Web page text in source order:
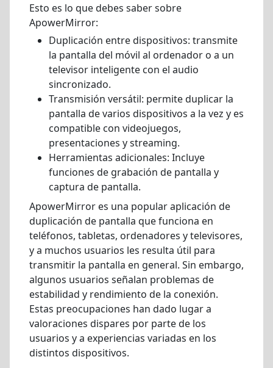
Esto es lo que debes saber sobre
ApowerMirror:
Duplicación entre dispositivos: transmite
la pantalla del móvil al ordenador o a un
televisor inteligente con el audio
sincronizado.
Transmisión versátil: permite duplicar la
pantalla de varios dispositivos a la vez y es
compatible con videojuegos,
presentaciones y streaming.
Herramientas adicionales: Incluye
funciones de grabación de pantalla y
captura de pantalla.
ApowerMirror es una popular aplicación de
duplicación de pantalla que funciona en
teléfonos, tabletas, ordenadores y televisores,
y a muchos usuarios les resulta útil para
transmitir la pantalla en general. Sin embargo,
algunos usuarios señalan problemas de
estabilidad y rendimiento de la conexión.
Estas preocupaciones han dado lugar a
valoraciones dispares por parte de los
usuarios y a experiencias variadas en los
distintos dispositivos.